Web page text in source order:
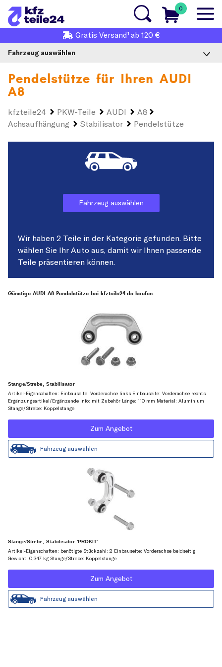
0
Gratis Versand1 ab 120 €
Fahrzeug auswählen
Pendelstütze für Ihren AUDI
A8
kfzteile24 PKW-Teile AUDI
A8
Achsaufhängung
Stabilisator Pendelstütze
Fahrzeug auswählen
Wir haben 2 Teile in der Kategorie gefunden. Bitte
wählen Sie Ihr Auto aus, damit wir Ihnen passende
Teile präsentieren können.
Günstige AUDI A8 Pendelstütze bei kfzteile24.de kaufen.
Stange/Strebe, Stabilisator
Artikel-Eigenschaften: Einbauseite: Vorderachse links Einbauseite: Vorderachse rechts
Ergänzungsartikel/Ergänzende Info: mit Zubehör Länge: 110 mm Material: Aluminium
Stange/Strebe: Koppelstange
Zum Angebot
Fahrzeug auswählen
Stange/Strebe, Stabilisator 'PROKIT'
Artikel-Eigenschaften: benötigte Stückzahl: 2 Einbauseite: Vorderachse beidseitig
Gewicht: 0,347 kg Stange/Strebe: Koppelstange
Zum Angebot
Fahrzeug auswählen